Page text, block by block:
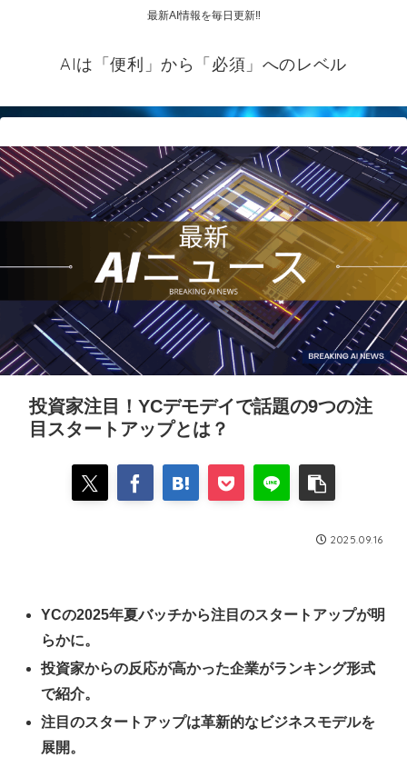
最新AI情報を毎日更新‼
AIは「便利」から「必須」へのレベル
投資家注目！YCデモデイで話題の9つの注
目スタートアップとは？
2025.09.16
YCの2025年夏バッチから注目のスタートアップが明
らかに。
投資家からの反応が高かった企業がランキング形式
で紹介。
注目のスタートアップは革新的なビジネスモデルを
展開。